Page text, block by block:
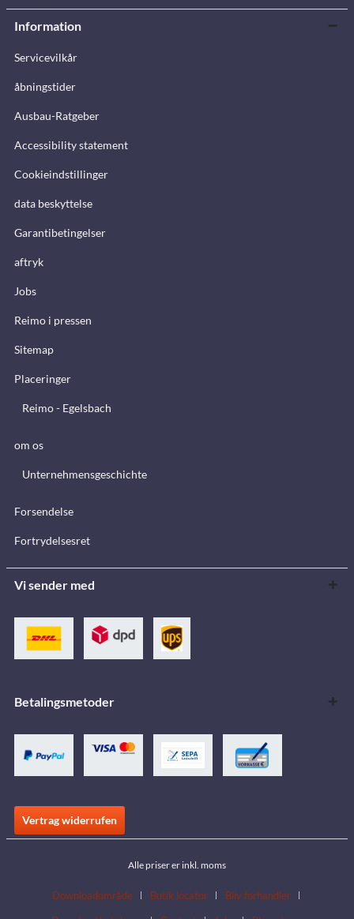
Information
Servicevilkår
åbningstider
Ausbau-Ratgeber
Accessibility statement
Cookieindstillinger
data beskyttelse
Garantibetingelser
aftryk
Jobs
Reimo i pressen
Sitemap
Placeringer
Reimo - Egelsbach
om os
Unternehmensgeschichte
Forsendelse
Fortrydelsesret
Vi sender med
Betalingsmetoder
Vertrag widerrufen
Alle priser er inkl. moms
Downloadområde Butik locator
Bliv forhandler